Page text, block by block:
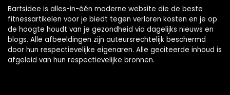
Bartsidee is alles-in-één moderne website die de beste
fitnessartikelen voor je biedt tegen verloren kosten en je op
de hoogte houdt van je gezondheid via dagelijks nieuws en
blogs. Alle afbeeldingen zijn auteursrechtelijk beschermd
door hun respectievelijke eigenaren. Alle geciteerde inhoud is
afgeleid van hun respectievelijke bronnen.